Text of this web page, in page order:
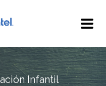
Infantil